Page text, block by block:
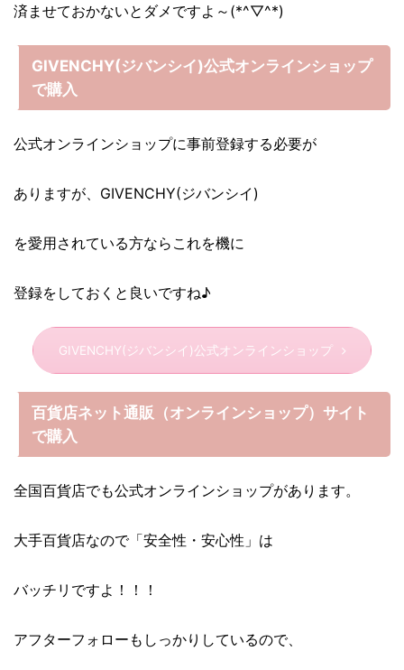
済ませておかないとダメですよ～(*^▽^*)
GIVENCHY(ジバンシイ)公式オンラインショップ
で購入
公式オンラインショップに事前登録する必要が
ありますが、GIVENCHY(ジバンシイ)
を愛用されている方ならこれを機に
登録をしておくと良いですね♪
GIVENCHY(ジバンシイ)公式オンラインショップ
百貨店ネット通販（オンラインショップ）サイト
で購入
全国百貨店でも公式オンラインショップがあります。
大手百貨店なので「安全性・安心性」は
バッチリですよ！！！
アフターフォローもしっかりしているので、